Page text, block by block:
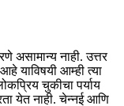
असामान्य नाही. उत्तर
याविषयी आम्ही त्या
चुकीचा पर्याय
येत नाही. चेन्नई आणि